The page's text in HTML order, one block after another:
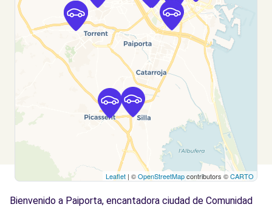
Valencia, 46014
Ver agencia
Free2Move Rent - S&YOU VALENCIA - Tres
Cruces - Valencia (D)
Avda. Tres Cruces, 38
Valencia, 46014
Free2Move Rent - TALLERES J.R.A., S.L. -
4.2
km
Leaflet | ©OpenStreetMapcontributors ©CARTO
Bienvenido a Paiporta, encantadora ciudad de Comunidad